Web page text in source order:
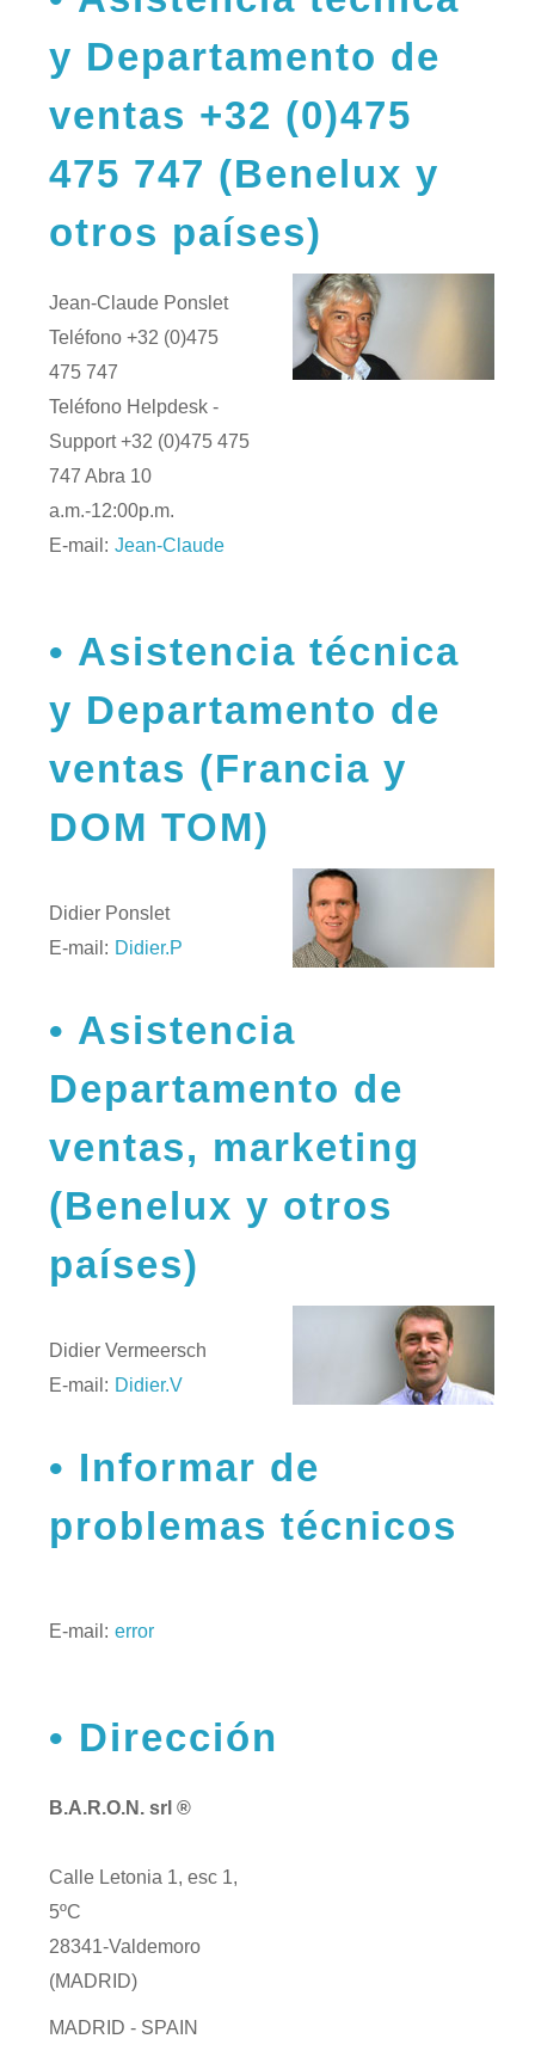
y Departamento de
ventas +32 (0)475
475 747 (Benelux y
otros países)
Jean-Claude Ponslet
Teléfono +32 (0)475
475 747
Teléfono Helpdesk -
Support +32 (0)475 475
747 Abra 10
a.m.-12:00p.m.
E-mail: Jean-Claude
Asistencia técnica
y Departamento de
ventas (Francia y
DOM TOM)
Didier Ponslet
E-mail: Didier.P
Asistencia
Departamento de
ventas, marketing
(Benelux y otros
países)
Didier Vermeersch
E-mail: Didier.V
Informar de
problemas técnicos
E-mail: error
Dirección
B.A.R.O.N. srl ®
Calle Letonia 1, esc 1,
5ºC
28341-Valdemoro
(MADRID)
MADRID - SPAIN